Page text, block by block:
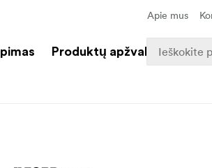
Apie mus
Produktų apžvalga